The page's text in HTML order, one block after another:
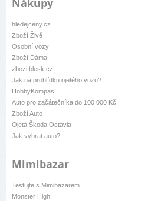
Nákupy
hledejceny.cz
Zboží Živě
Osobní vozy
Zboží Dáma
zbozi.blesk.cz
Jak na prohlídku ojetého vozu?
HobbyKompas
Auto pro začátečníka do 100 000 Kč
Zboží Auto
Ojetá Škoda Octavia
Jak vybrat auto?
Mimibazar
Testujte s Mimibazarem
Monster High